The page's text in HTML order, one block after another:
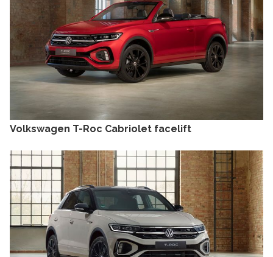
Volkswagen T-Roc Cabriolet facelift